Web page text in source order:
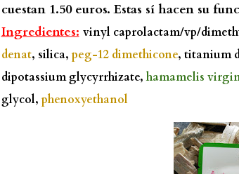
cuestan 1.50 euros. Estas sí hacen su
Ingredientes: vinyl caprolactam/vp/
denat, silica, peg-12 dimethicone, titanium
dipotassium glycyrrhizate, hamamelis
glycol, phenoxyethanol